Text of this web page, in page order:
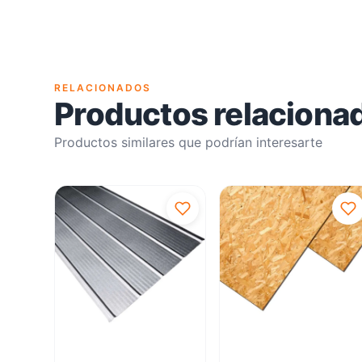
RELACIONADOS
Productos
Productos similares que podrían interesarte